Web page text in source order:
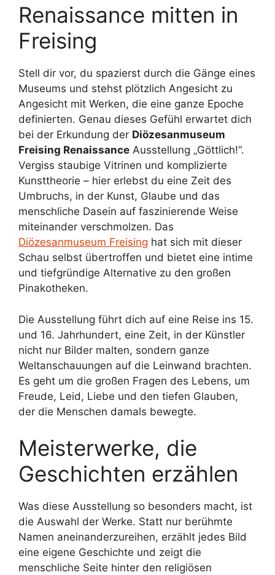
Renaissance mitten in
Freising
Stell dir vor, du spazierst durch die Gänge eines
Museums und stehst plötzlich Angesicht zu
Angesicht mit Werken, die eine ganze Epoche
definierten. Genau dieses Gefühl erwartet dich
bei der Erkundung der Diözesanmuseum
Freising Renaissance Ausstellung „Göttlich!“.
Vergiss staubige Vitrinen und komplizierte
Kunsttheorie – hier erlebst du eine Zeit des
Umbruchs, in der Kunst, Glaube und das
menschliche Dasein auf faszinierende Weise
miteinander verschmolzen. Das
Diözesanmuseum Freising hat sich mit dieser
Schau selbst übertroffen und bietet eine intime
und tiefgründige Alternative zu den großen
Pinakotheken.
Die Ausstellung führt dich auf eine Reise ins 15.
und 16. Jahrhundert, eine Zeit, in der Künstler
nicht nur Bilder malten, sondern ganze
Weltanschauungen auf die Leinwand brachten.
Es geht um die großen Fragen des Lebens, um
Freude, Leid, Liebe und den tiefen Glauben,
der die Menschen damals bewegte.
Meisterwerke, die
Geschichten erzählen
Was diese Ausstellung so besonders macht, ist
die Auswahl der Werke. Statt nur berühmte
Namen aneinanderzureihen, erzählt jedes Bild
eine eigene Geschichte und zeigt die
menschliche Seite hinter den religiösen